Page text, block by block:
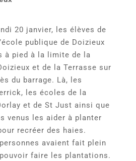
20 janvier, les élèves de
publique de Doizieux
à pied à la limite de la
et de la Terrasse sur
du barrage. Là, les
les écoles de la
et de St Just ainsi que
venus les aider à planter
recréer des haies.
avaient fait plein
faire les plantations.